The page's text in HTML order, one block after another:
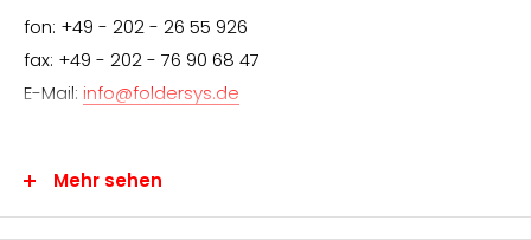
fon: +49 - 202 - 26 55 926
fax: +49 - 202 - 76 90 68 47
E-Mail: info@foldersys.de
Mehr sehen